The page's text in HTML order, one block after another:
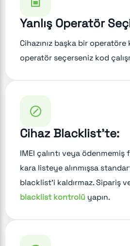
Yanlış Operatör
Cihazınız başka bir
operatör seçerseniz kod
Cihaz Blacklist'te:
IMEI çalıntı veya
kara listeye alınmışsa
blacklist'i kaldırmaz. Sipariş
blacklist kontrolü yapın.